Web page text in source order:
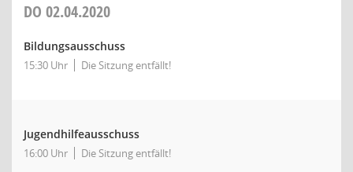
DO 02.04.2020
Bildungsausschuss
15:30 Uhr Die Sitzung entfällt!
Jugendhilfeausschuss
16:00 Uhr Die Sitzung entfällt!